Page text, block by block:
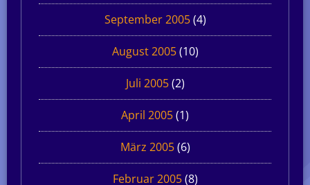
September 2005(4)
August 2005(10)
Juli 2005(2)
April 2005(1)
März 2005(6)
Februar 2005(8)